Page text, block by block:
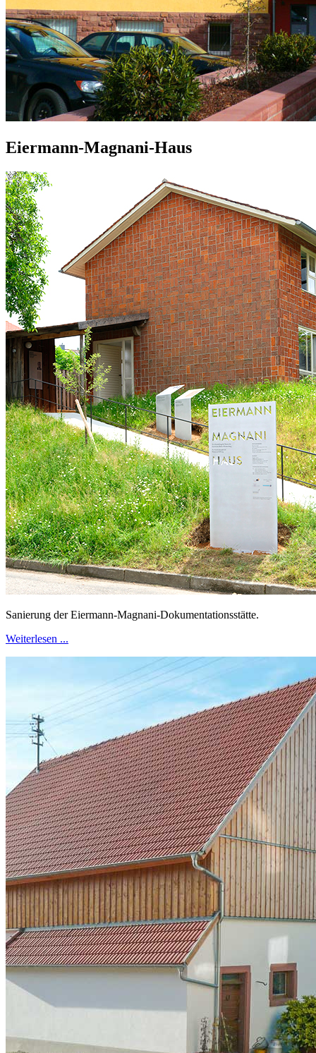
Eiermann-Magnani-Haus
Sanierung der Eiermann-Magnani-Dokumentationsstätte.
Weiterlesen ...